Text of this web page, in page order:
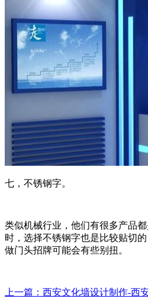
七，不锈钢字。
类似机械行业，他们有很多产品
时，选择不锈钢字也是比较贴切
做门头招牌可能会有些别扭。
上一篇：西安文化墙设计制作-西